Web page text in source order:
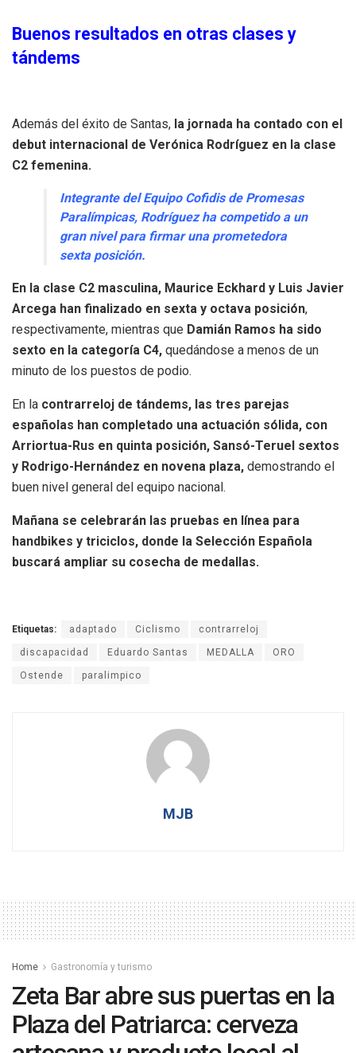
Buenos resultados en otras clases y
tándems
Además del éxito de Santas, la jornada ha contado con el
debut internacional de Verónica Rodríguez en la clase
C2 femenina.
Integrante del Equipo Cofidis de Promesas
Paralímpicas, Rodríguez ha competido a un
gran nivel para firmar una prometedora
sexta posición.
En la clase C2 masculina, Maurice Eckhard y Luis Javier
Arcega han finalizado en sexta y octava posición,
respectivamente, mientras que Damián Ramos ha sido
sexto en la categoría C4, quedándose a menos de un
minuto de los puestos de podio.
En la contrarreloj de tándems, las tres parejas
españolas han completado una actuación sólida, con
Arriortua-Rus en quinta posición, Sansó-Teruel sextos
y Rodrigo-Hernández en novena plaza, demostrando el
buen nivel general del equipo nacional.
Mañana se celebrarán las pruebas en línea para
handbikes y triciclos, donde la Selección Española
buscará ampliar su cosecha de medallas.
Etiquetas: adaptado Ciclismo contrarreloj
discapacidad Eduardo Santas MEDALLA ORO
Ostende paralimpico
MJB
Home Gastronomía y turismo
Zeta Bar abre sus puertas en la
Plaza del Patriarca: cerveza